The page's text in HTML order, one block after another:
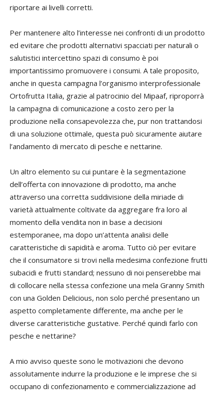
riportare ai livelli corretti.
Per mantenere alto l’interesse nei confronti di un prodotto
ed evitare che prodotti alternativi spacciati per naturali o
salutistici intercettino spazi di consumo è poi
importantissimo promuovere i consumi. A tale proposito,
anche in questa campagna l’organismo interprofessionale
Ortofrutta Italia, grazie al patrocinio del Mipaaf, riproporrà
la campagna di comunicazione a costo zero per la
produzione nella consapevolezza che, pur non trattandosi
di una soluzione ottimale, questa può sicuramente aiutare
l’andamento di mercato di pesche e nettarine.
Un altro elemento su cui puntare è la segmentazione
dell’offerta con innovazione di prodotto, ma anche
attraverso una corretta suddivisione della miriade di
varietà attualmente coltivate da aggregare fra loro al
momento della vendita non in base a decisioni
estemporanee, ma dopo un’attenta analisi delle
caratteristiche di sapidità e aroma. Tutto ciò per evitare
che il consumatore si trovi nella medesima confezione frutti
subacidi e frutti standard; nessuno di noi penserebbe mai
di collocare nella stessa confezione una mela Granny Smith
con una Golden Delicious, non solo perché presentano un
aspetto completamente differente, ma anche per le
diverse caratteristiche gustative. Perché quindi farlo con
pesche e nettarine?
A mio avviso queste sono le motivazioni che devono
assolutamente indurre la produzione e le imprese che si
occupano di confezionamento e commercializzazione ad